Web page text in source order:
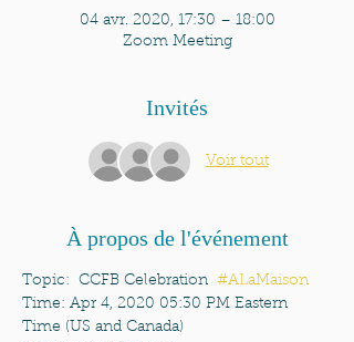
04 avr. 2020, 17:30 – 18:00
Zoom Meeting
Invités
Voir tout
À propos de l'événement
Topic:  CCFB Celebration #ALaMaison
Time: Apr 4, 2020 05:30 PM Eastern
Time (US and Canada)